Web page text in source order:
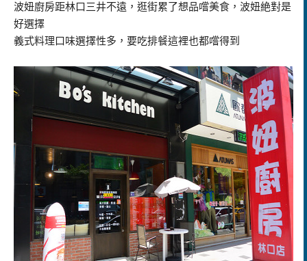
波妞廚房距林口三井不遠，逛街累了想品嚐美食，波妞絶對是
好選擇
義式料理口味選擇性多，要吃排餐這裡也都嚐得到